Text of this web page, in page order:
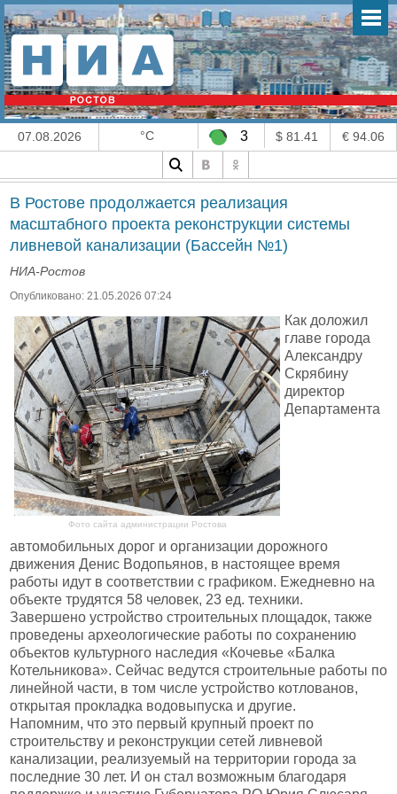
07.08.2026 °C 3 $ 81.41 € 94.06
В Ростове продолжается реализация
масштабного проекта реконструкции системы
ливневой канализации (Бассейн №1)
НИА-Ростов
Опубликовано: 21.05.2026 07:24
Фото сайта администрации Ростова
Как доложил
главе города
Александру
Скрябину
директор
Департамента
автомобильных дорог и организации дорожного
движения Денис Водопьянов, в настоящее время
работы идут в соответствии с графиком. Ежедневно на
объекте трудятся 58 человек, 23 ед. техники.
Завершено устройство строительных площадок, также
проведены археологические работы по сохранению
объектов культурного наследия «Кочевье «Балка
Котельникова». Сейчас ведутся строительные работы по
линейной части, в том числе устройство котлованов,
открытая прокладка водовыпуска и другие.
Напомним, что это первый крупный проект по
строительству и реконструкции сетей ливневой
канализации, реализуемый на территории города за
последние 30 лет. И он стал возможным благодаря